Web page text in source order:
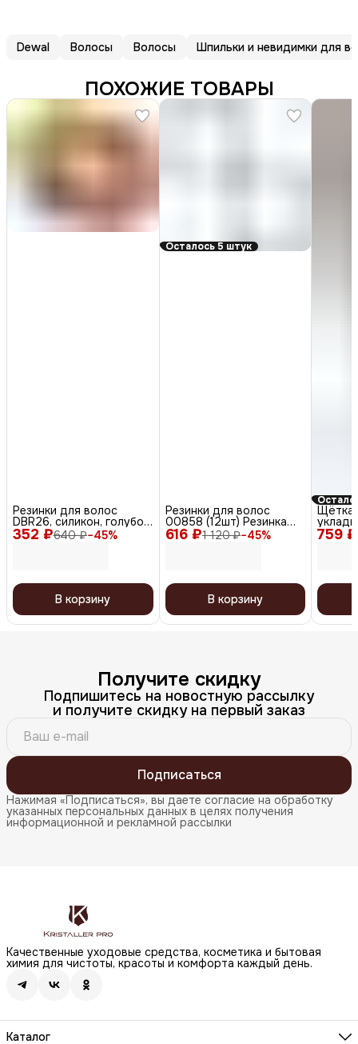
Dewal Волосы Волосы Шпильки и невидимки для
ПОХОЖИЕ ТОВАРЫ
352 ₽640 ₽−45%
Резинки для волос
DBR26, силикон, голубой,
жёлтый, оранжевый, 12
шт.
В корзину
Осталось 5 штук
616 ₽1 120 ₽−45%
Резинки для волос
00858 (12шт) Резинка
КРЮЧОК черная
В корзину
759 ₽
Щётка
Получите скидку
Подпишитесь на новостную рассылку
и получите скидку на первый заказ
Подписаться
Нажимая «Подписаться», вы даете согласие на обработку
указанных персональных данных в целях получения
информационной и рекламной рассылки
Качественные уходовые средства, косметика и бытовая
химия для чистоты, красоты и комфорта каждый день.
Каталог